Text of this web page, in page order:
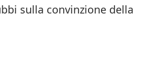
sulla convinzione della